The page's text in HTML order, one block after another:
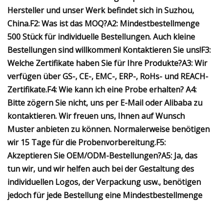
Hersteller und unser Werk befindet sich in Suzhou,
China.F2: Was ist das MOQ?A2: Mindestbestellmenge
500 Stück für individuelle Bestellungen. Auch kleine
Bestellungen sind willkommen! Kontaktieren Sie uns!F3:
Welche Zertifikate haben Sie für Ihre Produkte?A3: Wir
verfügen über GS-, CE-, EMC-, ERP-, RoHs- und REACH-
Zertifikate.F4: Wie kann ich eine Probe erhalten?A4:
Bitte zögern Sie nicht, uns per E-Mail oder Alibaba zu
kontaktieren. Wir freuen uns, Ihnen auf Wunsch
Muster anbieten zu können. Normalerweise benötigen
wir 15 Tage für die Probenvorbereitung.F5:
Akzeptieren Sie OEM/ODM-Bestellungen?A5: Ja, das
tun wir, und wir helfen auch bei der Gestaltung des
individuellen Logos, der Verpackung usw., benötigen
jedoch für jede Bestellung eine Mindestbestellmenge